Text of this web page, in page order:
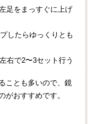
足をまっすぐに上げ
したらゆっくりとも
右で2〜3セット行う
ことも多いので、鏡
がおすすめです。